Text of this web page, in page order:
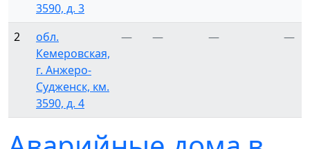
3590, д. 3
2
обл.
Кемеровская,
г. Анжеро-
Судженск, км.
3590, д. 4
— — — —